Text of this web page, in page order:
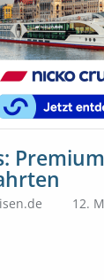
12.